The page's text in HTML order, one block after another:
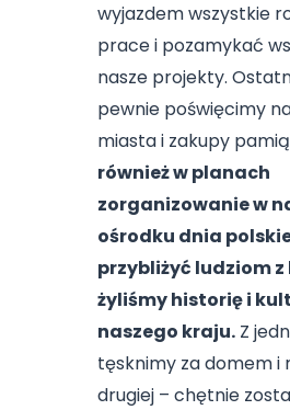
wyjazdem wszystkie
prace i pozamykać
nasze projekty.
pewnie poświęcimy
miasta i zakupy
również w planach
zorganizowanie w
ośrodku dnia
przybliżyć ludziom
żyliśmy historię i
naszego kraju. Z
tęsknimy za domem i
drugiej – chętnie